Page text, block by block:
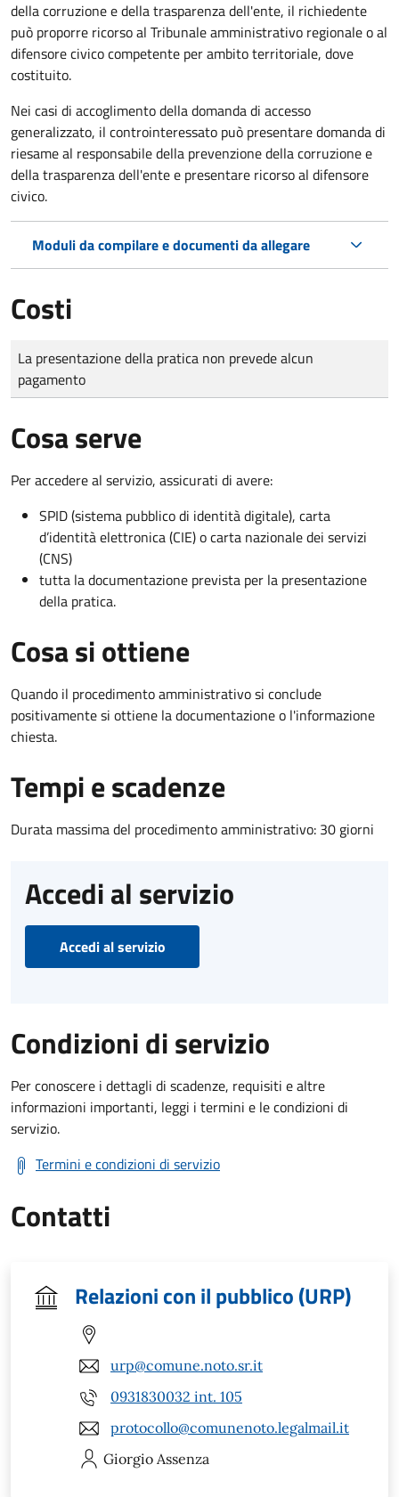
della corruzione e della trasparenza dell'ente, il richiedente
può proporre ricorso al Tribunale amministrativo regionale o al
difensore civico competente per ambito territoriale, dove
costituito.
Nei casi di accoglimento della domanda di accesso
generalizzato, il controinteressato può presentare domanda di
riesame al responsabile della prevenzione della corruzione e
della trasparenza dell'ente e presentare ricorso al difensore
civico.
Moduli da compilare e documenti da allegare
Costi
Tipo di pagamento
Importo
La presentazione della pratica non prevede alcun
pagamento
Cosa serve
Per accedere al servizio, assicurati di avere:
SPID (sistema pubblico di identità digitale), carta
d’identità elettronica (CIE) o carta nazionale dei servizi
(CNS)
tutta la documentazione prevista per la presentazione
della pratica.
Cosa si ottiene
Quando il procedimento amministrativo si conclude
positivamente si ottiene la documentazione o l'informazione
chiesta.
Tempi e scadenze
Durata massima del procedimento amministrativo: 30 giorni
Accedi al servizio
Accedi al servizio
Condizioni di servizio
Per conoscere i dettagli di scadenze, requisiti e altre
informazioni importanti, leggi i termini e le condizioni di
servizio.
Termini e condizioni di servizio
Contatti
Relazioni con il pubblico (URP)
urp@comune.noto.sr.it
0931830032 int. 105
protocollo@comunenoto.legalmail.it
Giorgio Assenza